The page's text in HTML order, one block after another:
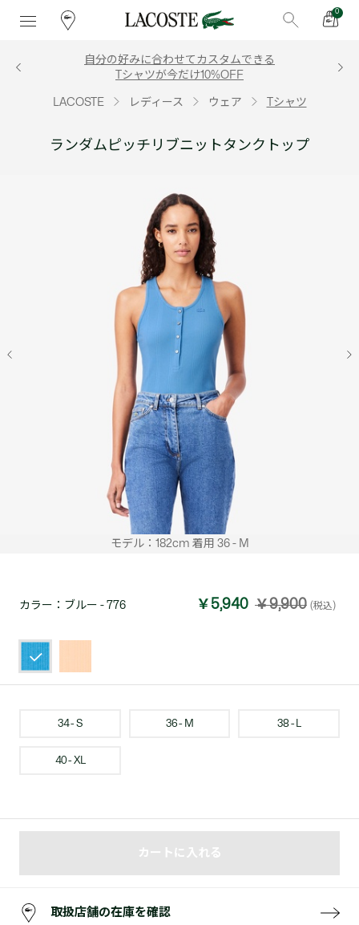
0
自分の好みに合わせてカスタムできる
Tシャツが今だけ10%OFF
LACOSTE レディース ウェア Tシャツ
ランダムピッチリブニットタンクトップ
モデル：182cm 着用 36 - M
カラー： ブルー - 776 ￥5,940 ￥9,900 (税込)
34 - S 36 - M 38 - L
40 - XL
カートに入れる
取扱店舗の在庫を確認